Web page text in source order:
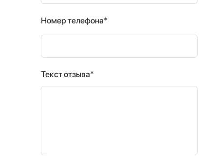
Номер телефона*
Текст отзыва*